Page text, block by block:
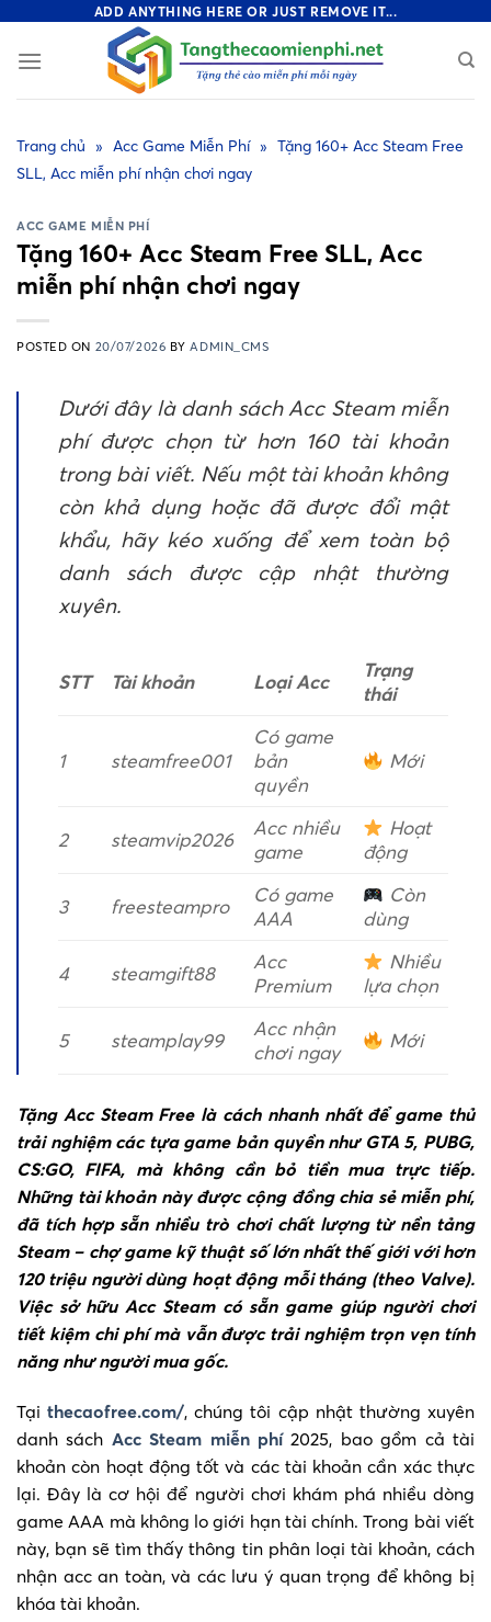
content
ADD ANYTHING HERE OR JUST REMOVE IT...
Trang chủ » Acc Game Miễn Phí » Tặng 160+ Acc Steam Free
SLL, Acc miễn phí nhận chơi ngay
ACC GAME MIỄN PHÍ
Tặng 160+ Acc Steam Free SLL, Acc
miễn phí nhận chơi ngay
POSTED ON 20/07/2026 BYADMIN_CMS
Dưới đây là danh sách Acc Steam miễn
phí được chọn từ hơn 160 tài khoản
trong bài viết. Nếu một tài khoản không
còn khả dụng hoặc đã được đổi mật
khẩu, hãy kéo xuống để xem toàn bộ
danh sách được cập nhật thường
xuyên.
STT Tài khoản Loại Acc
Trạng
thái
1 steamfree001
Có game
bản
quyền
Mới
2 steamvip2026
Acc nhiều
game
Hoạt
động
3 freesteampro
Có game
AAA
Còn
dùng
4 steamgift88
Acc
Premium
Nhiều
lựa chọn
5 steamplay99
Acc nhận
chơi ngay
Mới
Tặng Acc Steam Free là cách nhanh nhất để game thủ
trải nghiệm các tựa game bản quyền như GTA 5, PUBG,
CS:GO, FIFA, mà không cần bỏ tiền mua trực tiếp.
Những tài khoản này được cộng đồng chia sẻ miễn phí,
đã tích hợp sẵn nhiều trò chơi chất lượng từ nền tảng
Steam – chợ game kỹ thuật số lớn nhất thế giới với hơn
120 triệu người dùng hoạt động mỗi tháng (theo Valve).
Việc sở hữu Acc Steam có sẵn game giúp người chơi
tiết kiệm chi phí mà vẫn được trải nghiệm trọn vẹn tính
năng như người mua gốc.
Tạithecaofree.com/, chúng tôi cập nhật thường xuyên
danh sách Acc Steam miễn phí2025, bao gồm cả tài
khoản còn hoạt động tốt và các tài khoản cần xác thực
lại. Đây là cơ hội để người chơi khám phá nhiều dòng
game AAA mà không lo giới hạn tài chính. Trong bài viết
này, bạn sẽ tìm thấy thông tin phân loại tài khoản, cách
nhận acc an toàn, và các lưu ý quan trọng để không bị
khóa tài khoản.